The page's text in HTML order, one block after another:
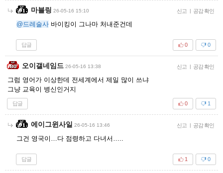
마블링 26-05-16 15:10 신고 | 공감 확인
@드레술사 바이킹이 그나마 처내준건데
답글 0
0
오이갤네임드 26-05-16 13:38 신고 | 공감 확인
그럼 영어가 이상한데 전세계에서 제일 많이 쓰냐
그냥 교육이 병신인거지
답글 1
0
에이그윈사일 26-05-16 13:46 신고 | 공감 확인
그건 영국이…다 점령하고 다녀서…..
답글 0
1